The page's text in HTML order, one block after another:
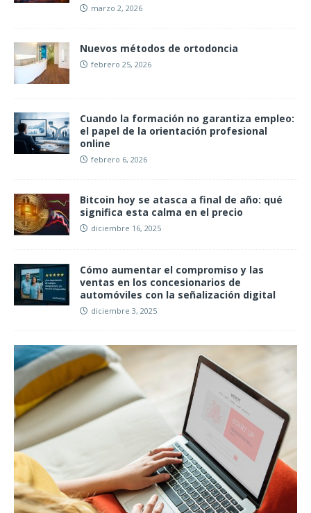
marzo 2, 2026
Nuevos métodos de ortodoncia
febrero 25, 2026
Cuando la formación no garantiza empleo:
el papel de la orientación profesional
online
febrero 6, 2026
Bitcoin hoy se atasca a final de año: qué
significa esta calma en el precio
diciembre 16, 2025
Cómo aumentar el compromiso y las
ventas en los concesionarios de
automóviles con la señalización digital
diciembre 3, 2025